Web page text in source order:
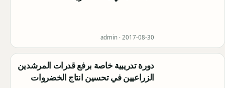
admin · 2017-08-30
دورة تدريبية خاصة برفع قدرات المرشدين
الزراعيين في تحسين انتاج الخضروات